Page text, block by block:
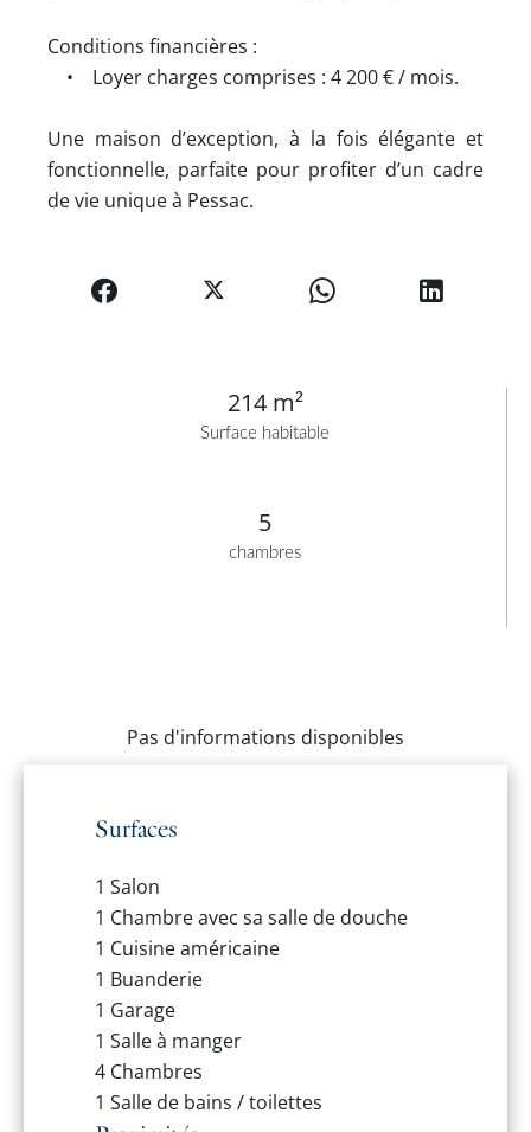
Surface habitable
214 m²
chambres
5
Conditions financières :
• Loyer charges comprises : 4 200 € / mois.
Une maison d’exception, à la fois élégante et
fonctionnelle, parfaite pour profiter d’un cadre
de vie unique à Pessac.
Pas d'informations disponibles
Surfaces
1 Salon
1 Chambreavec sa salle de douche
1 Cuisine américaine
1 Buanderie
1 Garage
1 Salle à manger
4 Chambres
1 Salle de bains / toilettes